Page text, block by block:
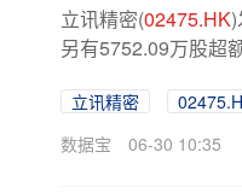
立讯精密(02475.HK
另有5752.09万股超
立讯精密
数据宝
06-30 10:35